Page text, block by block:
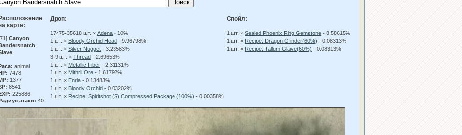
Расположение
карте:
Canyon
animal
7478
1377
8541
225886
атаки: 40
Дроп:
17475-35618 шт. × Adena - 10%
1 шт. × Bloody Orchid Head - 9.96798%
1 шт. × Silver Nugget - 3.23583%
3-9 шт. × Thread - 2.69653%
1 шт. × Metallic Fiber - 2.31131%
1 шт. × Mithril Ore - 1.61792%
1 шт. × Enria - 0.13483%
1 шт. × Bloody Orchid - 0.03202%
1 шт. × Recipe: Spiritshot (S) Compressed Package (100%) - 0.00358%
Спойл:
1 шт. × Sealed Phoenix Ring Gemstone - 8.58615%
1 шт. × Recipe: Dragon Grinder(60%) - 0.08313%
1 шт. × Recipe: Tallum Glaive(60%) - 0.08313%